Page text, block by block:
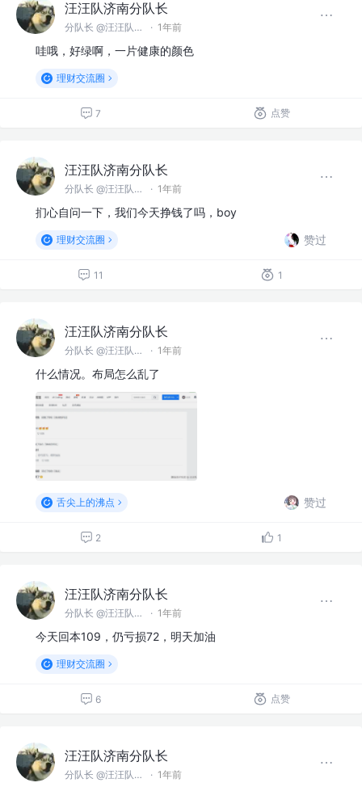
汪汪队济南分队长
分队长 @汪汪队济南分队 · 1年前
哇哦，好绿啊，一片健康的颜色
理财交流圈
7 点赞
汪汪队济南分队长
分队长 @汪汪队济南分队 · 1年前
扪心自问一下，我们今天挣钱了吗，boy
理财交流圈 赞过
11 1
汪汪队济南分队长
分队长 @汪汪队济南分队 · 1年前
什么情况。布局怎么乱了
舌尖上的沸点 赞过
2 1
汪汪队济南分队长
分队长 @汪汪队济南分队 · 1年前
今天回本109，仍亏损72，明天加油
理财交流圈
6 点赞
汪汪队济南分队长
分队长 @汪汪队济南分队 · 1年前